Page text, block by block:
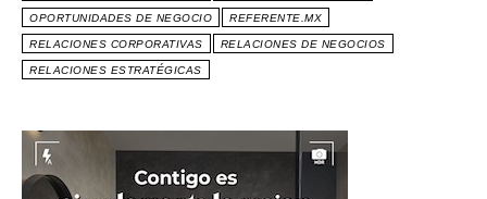
OPORTUNIDADES DE NEGOCIO REFERENTE.MX
RELACIONES CORPORATIVAS RELACIONES DE NEGOCIOS
RELACIONES ESTRATÉGICAS